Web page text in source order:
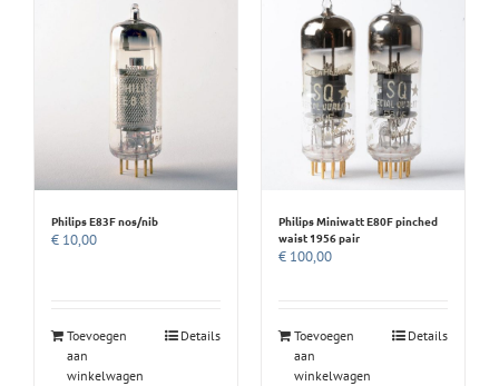
Philips E83F nos/nib
€ 10,00
Toevoegen
aan
winkelwagen
Details
Philips Miniwatt E80F pinched
waist 1956 pair
€ 100,00
Toevoegen
aan
winkelwagen
Details